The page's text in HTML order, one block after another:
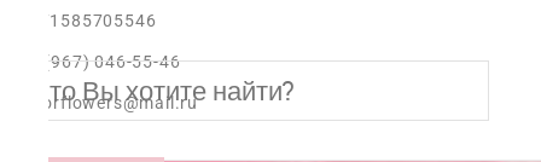
+971585705546
+7 (967) 046-55-46
colorflowers@mail.ru